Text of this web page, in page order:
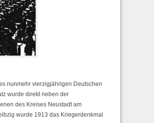
nunmehr vierzigjährigen Deutschen
wurde direkt neben der
des Kreises Neustadt am
wurde 1913 das Kriegerdenkmal